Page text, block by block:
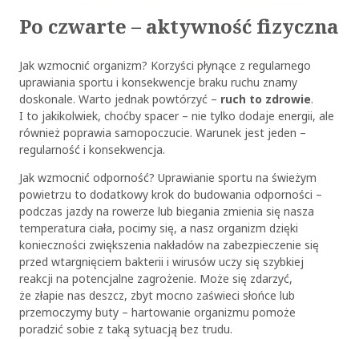
Po czwarte – aktywność fizyczna
Jak wzmocnić organizm? Korzyści płynące z regularnego
uprawiania sportu i konsekwencje braku ruchu znamy
doskonale. Warto jednak powtórzyć – ruch to zdrowie.
I to jakikolwiek, choćby spacer – nie tylko dodaje energii, ale
również poprawia samopoczucie. Warunek jest jeden –
regularność i konsekwencja.
Jak wzmocnić odporność? Uprawianie sportu na świeżym
powietrzu to dodatkowy krok do budowania odporności –
podczas jazdy na rowerze lub biegania zmienia się nasza
temperatura ciała, pocimy się, a nasz organizm dzięki
konieczności zwiększenia nakładów na zabezpieczenie się
przed wtargnięciem bakterii i wirusów uczy się szybkiej
reakcji na potencjalne zagrożenie. Może się zdarzyć,
że złapie nas deszcz, zbyt mocno zaświeci słońce lub
przemoczymy buty – hartowanie organizmu pomoże
poradzić sobie z taką sytuacją bez trudu.